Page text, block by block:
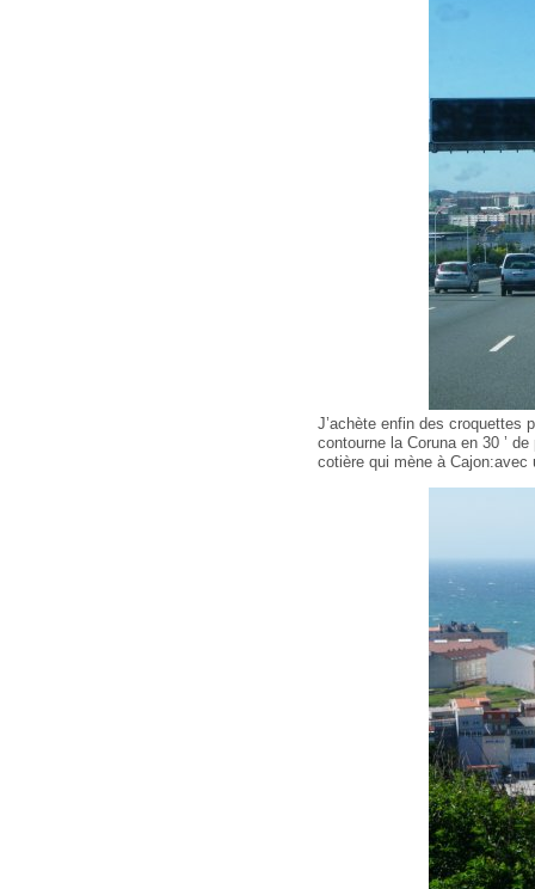
J’achète enfin des croquettes
contourne la Coruna en 30 ’
cotière qui mène à